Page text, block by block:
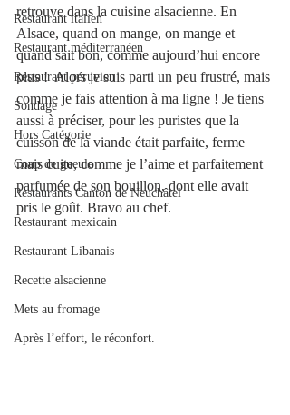
Restaurant italien
Restaurant méditerranéen
Restaurant péruvien
Sondage
Hors Catégorie
Coup de gueule
Restaurants Canton de Neuchâtel
Restaurant mexicain
Restaurant Libanais
Recette alsacienne
Mets au fromage
Après l’effort, le réconfort.
retrouve dans la cuisine alsacienne. En
Alsace, quand on mange, on mange et
quand sait bon, comme aujourd’hui encore
plus !  Alors je suis parti un peu frustré, mais
comme je fais attention à ma ligne ! Je tiens
aussi à préciser, pour les puristes que la
cuisson de la viande était parfaite, ferme
mais cuite, comme je l’aime et parfaitement
parfumée de son bouillon, dont elle avait
pris le goût. Bravo au chef.